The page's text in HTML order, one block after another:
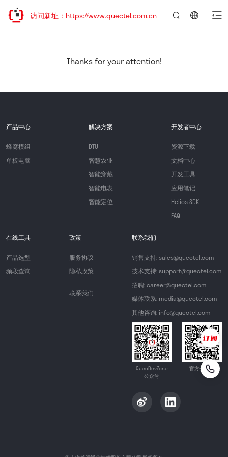
，欢迎访问新址：https://www.quectel.com.cn
Thanks for your attention!
产品中心
蜂窝模组
单板电脑
解决方案
DTU
智慧农业
智能穿戴
智能电表
智能定位
开发者中心
资源下载
文档中心
开发工具
应用笔记
Helios SDK
FAQ
在线工具
产品选型
频段查询
政策
服务协议
隐私政策
联系我们
联系我们
销售支持: sales@quectel.com
技术支持: support@quectel.com
招聘: career@quectel.com
媒体联系: media@quectel.com
其他咨询: info@quectel.com
QuecDevZone
公众号
官方公众号